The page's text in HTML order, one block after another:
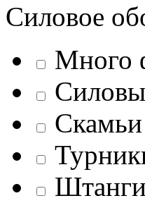
Силовое
Много
Скамьи